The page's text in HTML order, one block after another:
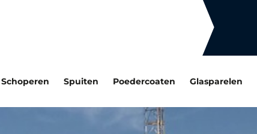
Schoperen Spuiten Poedercoaten Glasparelen